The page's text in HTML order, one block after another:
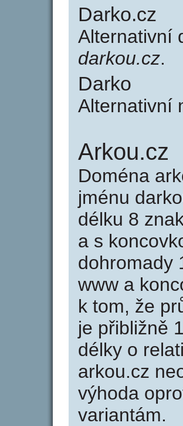
Darko.cz
Alternativní
darkou.cz.
Darko
Alternativní
Arkou.cz
Doména
jménu
délku 8
a s
dohromady
www a
k tom, že
je přibližně
délky o
arkou.cz
výhoda
variantám.